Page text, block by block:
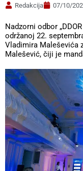
Redakcija 07/10/
Nadzorni odbor
održanoj 22.
Vladimira Maleševića
Malešević, čiji je